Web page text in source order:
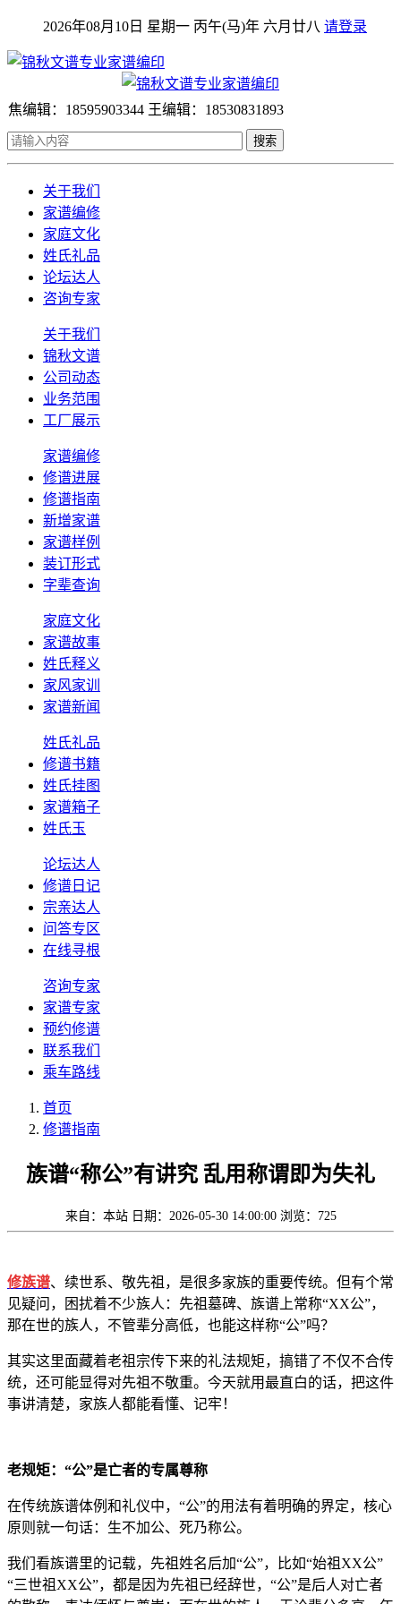
2026年08月10日 星期一 丙午(马)年 六月廿八 请登录
焦编辑：18595903344 王编辑：18530831893
搜索
关于我们
家谱编修
家庭文化
姓氏礼品
论坛达人
咨询专家
关于我们
锦秋文谱
公司动态
业务范围
工厂展示
家谱编修
修谱进展
修谱指南
新增家谱
家谱样例
装订形式
字辈查询
家庭文化
家谱故事
姓氏释义
家风家训
家谱新闻
姓氏礼品
修谱书籍
姓氏挂图
家谱箱子
姓氏玉
论坛达人
修谱日记
宗亲达人
问答专区
在线寻根
咨询专家
家谱专家
预约修谱
联系我们
乘车路线
首页
修谱指南
族谱“称公”有讲究 乱用称谓即为失礼
来自：本站 日期：2026-05-30 14:00:00 浏览：725
修族谱、续世系、敬先祖，是很多家族的重要传统。但有个常
见疑问，困扰着不少族人：先祖墓碑、族谱上常称“XX公”，
那在世的族人，不管辈分高低，也能这样称“公”吗？
其实这里面藏着老祖宗传下来的礼法规矩，搞错了不仅不合传
统，还可能显得对先祖不敬重。今天就用最直白的话，把这件
事讲清楚，家族人都能看懂、记牢！
老规矩：“公”是亡者的专属尊称
在传统族谱体例和礼仪中，“公”的用法有着明确的界定，核心
原则就一句话：生不加公、死乃称公。
我们看族谱里的记载，先祖姓名后加“公”，比如“始祖XX公”
“三世祖XX公”，都是因为先祖已经辞世，“公”是后人对亡者